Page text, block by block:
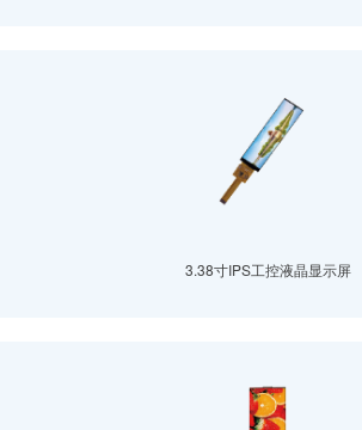
3.38寸IPS工控液晶显示屏